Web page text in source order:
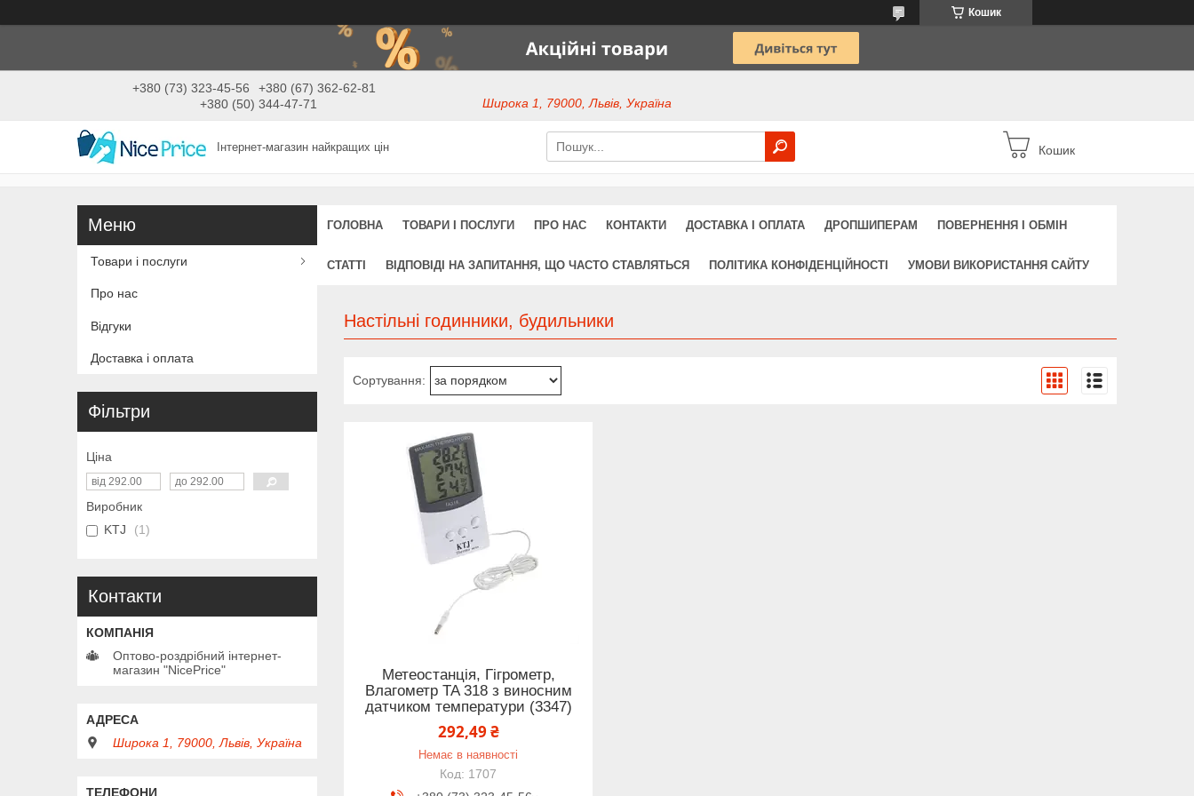
Кошик
+380 (73) 323-45-56
+380 (67) 362-62-81
+380 (50) 344-47-71
Широка 1, 79000, Львів, Україна
Інтернет-магазин найкращих цін Кошик
ГОЛОВНА ТОВАРИ І ПОСЛУГИ ПРО НАС КОНТАКТИ ДОСТАВКА І ОПЛАТА ДРОПШИПЕРАМ ПОВЕРНЕННЯ І ОБМІН
СТАТТІ ВІДПОВІДІ НА ЗАПИТАННЯ, ЩО ЧАСТО СТАВЛЯТЬСЯ ПОЛІТИКА КОНФІДЕНЦІЙНОСТІ УМОВИ ВИКОРИСТАННЯ САЙТУ
Настільні годинники, будильники
Метеостанція, Гігрометр,
Влагометр TA 318 з виносним
датчиком температури (3347)
292,49 ₴
Немає в наявності
1707
Товари і послуги
Про нас
Відгуки
Доставка і оплата
Фільтри
Ціна
Виробник
KTJ
1
Контакти
Оптово-роздрібний інтернет-
магазин "NicePrice"
Широка 1, 79000, Львів, Україна